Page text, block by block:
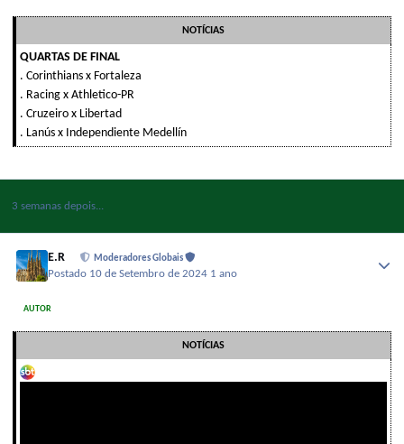
NOTÍCIAS
QUARTAS DE FINAL
. Corinthians x Fortaleza
. Racing x Athletico-PR
. Cruzeiro x Libertad
. Lanús x Independiente Medellín
3 semanas depois...
E.R Moderadores Globais
Postado 10 de Setembro de 2024 1 ano
AUTOR
NOTÍCIAS